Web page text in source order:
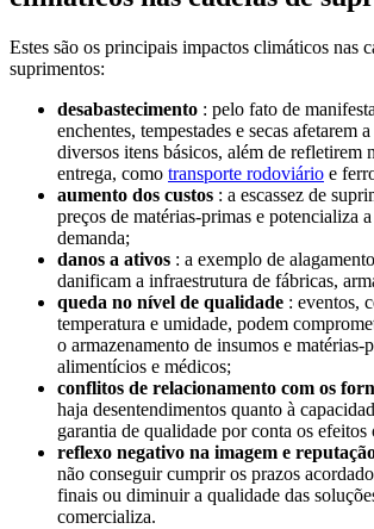
Estes são os principais impactos climáticos nas
suprimentos:
desabastecimento : pelo fato de
enchentes, tempestades e secas afetarem
diversos itens básicos, além de refletirem
entrega, como transporte rodoviário e
aumento dos custos : a escassez de
preços de matérias-primas e potencializa
demanda;
danos a ativos : a exemplo de
danificam a infraestrutura de fábricas,
queda no nível de qualidade : eventos,
temperatura e umidade, podem
o armazenamento de insumos e matérias-
alimentícios e médicos;
conflitos de relacionamento com os
haja desentendimentos quanto à
garantia de qualidade por conta os efeitos
reflexo negativo na imagem e
não conseguir cumprir os prazos
finais ou diminuir a qualidade das
comercializa.